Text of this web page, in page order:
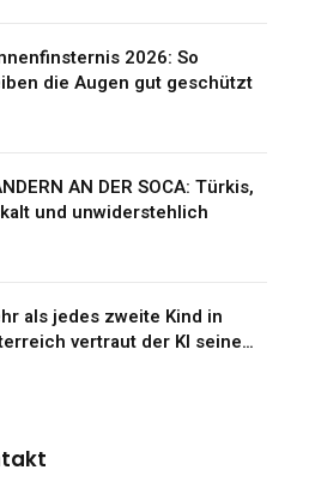
2026: So
die Augen gut geschützt
AN DER SOCA: Türkis,
und unwiderstehlich
als jedes zweite Kind in
vertraut der KI seine